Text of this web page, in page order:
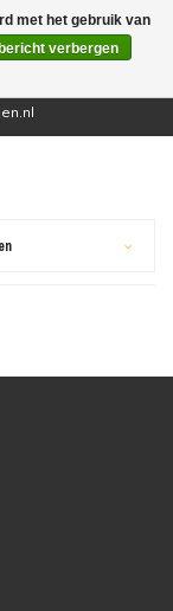
(0)
met het gebruik van
verbergen